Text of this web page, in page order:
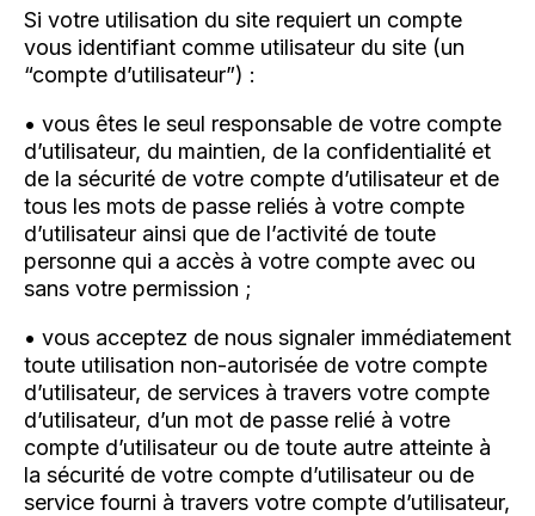
Si votre utilisation du site requiert un compte
vous identifiant comme utilisateur du site (un
“compte d’utilisateur”) :
• vous êtes le seul responsable de votre compte
d’utilisateur, du maintien, de la confidentialité et
de la sécurité de votre compte d’utilisateur et de
tous les mots de passe reliés à votre compte
d’utilisateur ainsi que de l’activité de toute
personne qui a accès à votre compte avec ou
sans votre permission ;
• vous acceptez de nous signaler immédiatement
toute utilisation non-autorisée de votre compte
d’utilisateur, de services à travers votre compte
d’utilisateur, d’un mot de passe relié à votre
compte d’utilisateur ou de toute autre atteinte à
la sécurité de votre compte d’utilisateur ou de
service fourni à travers votre compte d’utilisateur,